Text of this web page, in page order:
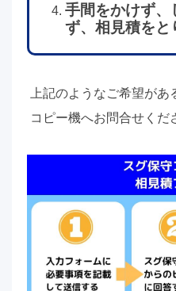
手間をかけず、
ず、相見積をと
上記のようなご希望が
コピー機へお問合せくだ